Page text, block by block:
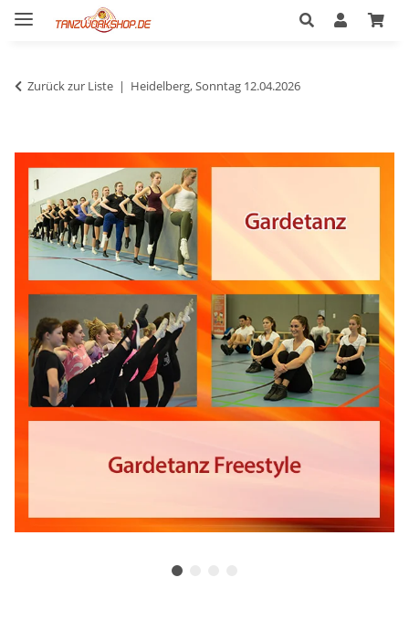
Zurück zur Liste Heidelberg, Sonntag 12.04.2026